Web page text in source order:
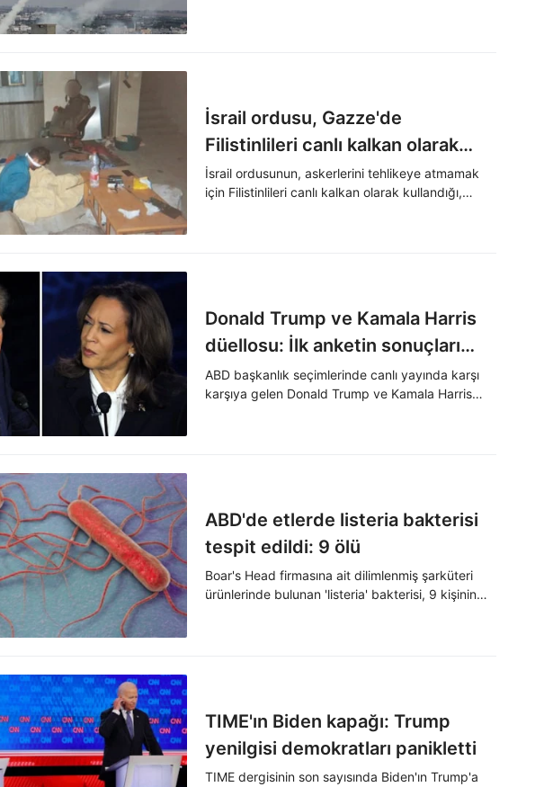
İsrail ordusu, Gazze'de
Filistinlileri canlı kalkan olarak
kullanıyor
İsrail ordusunun, askerlerini tehlikeye atmamak
için Filistinlileri canlı kalkan olarak kullandığı,
Donald Trump ve Kamala Harris
düellosu: İlk anketin sonuçları
ortaya çıktı
ABD başkanlık seçimlerinde canlı yayında karşı
karşıya gelen Donald Trump ve Kamala Harris
ABD'de etlerde listeria bakterisi
tespit edildi: 9 ölü
Boar's Head firmasına ait dilimlenmiş şarküteri
ürünlerinde bulunan 'listeria' bakterisi, 9 kişinin
TIME'ın Biden kapağı: Trump
yenilgisi demokratları panikletti
TIME dergisinin son sayısında Biden'ın Trump'a